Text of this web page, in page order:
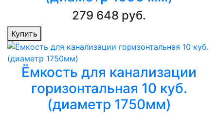
279 648 руб.
Купить
Ёмкость для канализации
горизонтальная 10 куб.
(диаметр 1750мм)